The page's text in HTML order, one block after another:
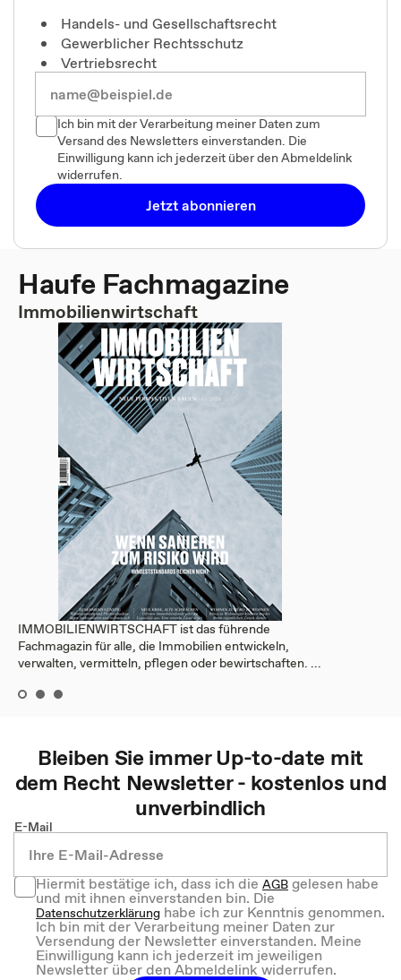
Handels- und Gesellschaftsrecht
Gewerblicher Rechtsschutz
Vertriebsrecht
Ich bin mit der Verarbeitung meiner Daten zum
Versand des Newsletters einverstanden. Die
Einwilligung kann ich jederzeit über den Abmeldelink
widerrufen.
Jetzt abonnieren
Haufe Fachmagazine
Immobilienwirtschaft
IMMOBILIENWIRTSCHAFT ist das führende
Fachmagazin für alle, die Immobilien entwickeln,
verwalten, vermitteln, pflegen oder bewirtschaften. ...
Bleiben Sie immer Up-to-date mit
dem Recht Newsletter - kostenlos und
unverbindlich
E-Mail
Hiermit bestätige ich, dass ich dieAGBgelesen habe
und mit ihnen einverstanden bin. Die
Datenschutzerklärung habe ich zur Kenntnis genommen.
Ich bin mit der Verarbeitung meiner Daten zur
Versendung der Newsletter einverstanden. Meine
Einwilligung kann ich jederzeit im jeweiligen
Newsletter über den Abmeldelink widerrufen.